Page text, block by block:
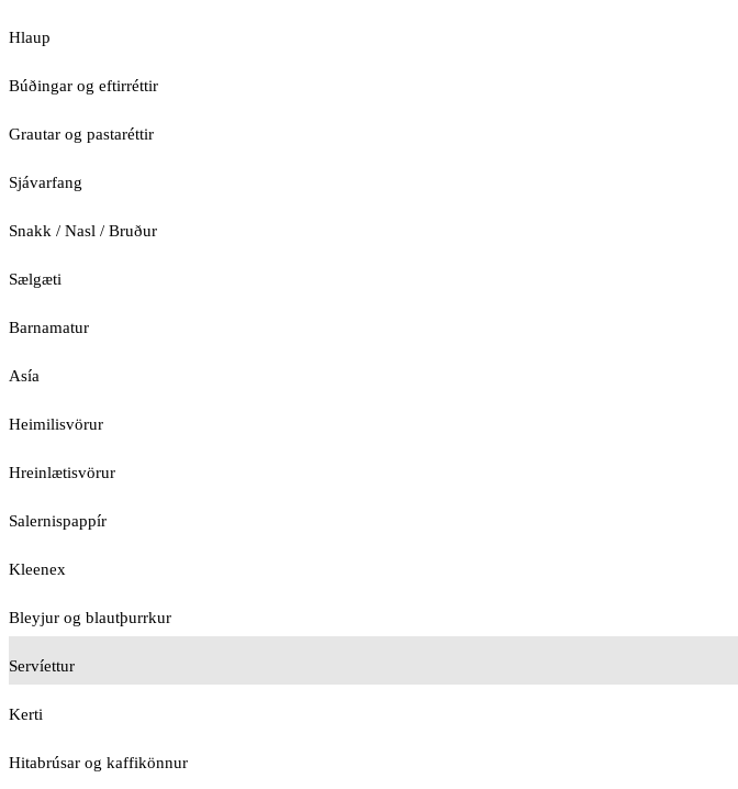
Hlaup
Búðingar og eftirréttir
Grautar og pastaréttir
Sjávarfang
Snakk / Nasl / Bruður
Sælgæti
Barnamatur
Asía
Heimilisvörur
Hreinlætisvörur
Salernispappír
Kleenex
Bleyjur og blautþurrkur
Servíettur
Kerti
Hitabrúsar og kaffikönnur